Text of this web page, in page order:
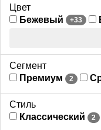
Цвет
Бежевый
+33
Сегмент
Премиум
2
Стиль
Классический
2